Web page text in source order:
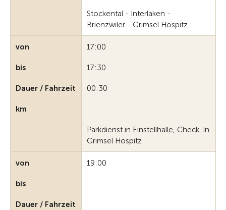
Stockental - Interlaken -
Brienzwiler - Grimsel Hospitz
von 17:00
bis 17:30
Dauer / Fahrzeit 00:30
km
Parkdienst in Einstellhalle, Check-In
Grimsel Hospitz
von 19:00
bis
Dauer / Fahrzeit